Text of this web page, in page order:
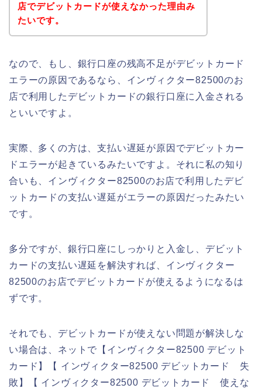
店でデビットカードが使えなかった理由み
たいです。
なので、もし、銀行口座の残高不足がデビットカード
エラーの原因であるなら、インヴィクター82500のお
店で利用したデビットカードの銀行口座に入金される
といいですよ。
実際、多くの方は、支払い遅延が原因でデビットカー
ドエラーが起きているみたいですよ。それに私の知り
合いも、インヴィクター82500のお店で利用したデビ
ットカードの支払い遅延がエラーの原因だったみたい
です。
多分ですが、銀行口座にしっかりと入金し、デビット
カードの支払い遅延を解決すれば、インヴィクター
82500のお店でデビットカードが使えるようになるは
ずです。
それでも、デビットカードが使えない問題が解決しな
い場合は、ネットで【インヴィクター82500 デビット
カード】【 インヴィクター82500 デビットカード 失
敗】【 インヴィクター82500 デビットカード 使えな